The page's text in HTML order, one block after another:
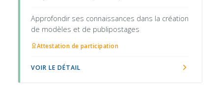
Approfondir ses connaissances dans la création
de modèles et de publipostages
Attestation de participation
VOIR LE DÉTAIL